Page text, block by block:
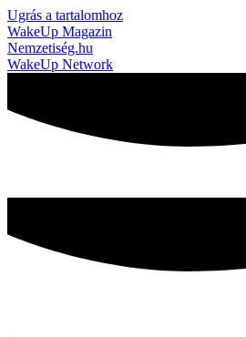
Ugrás a tartalomhoz
WakeUp Magazin
Nemzetiség.hu
WakeUp Network